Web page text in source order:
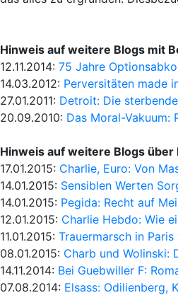
Hinweis auf weitere Blogs mit
12.11.2014: 75 Jahre
14.03.2012: Perversitäten made
27.01.2011: Detroit: Die
20.09.2010: Das Moral-Vakuum:
Hinweis auf weitere Blogs über
17.01.2015: Charlie, Euro: Von
14.01.2015: Sensiblen Werten
14.01.2015: Pegida: Recht auf
12.01.2015: Charlie Hebdo: Wie
11.01.2015: Trauermarsch in
08.01.2015: Charb und Wolinski:
14.11.2014: Bei Guebwiller F:
07.08.2014: Elsass: Odilienberg,